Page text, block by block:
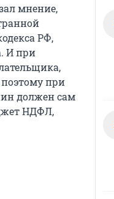
мнение,
РФ,
И при
при
должен сам
НДФЛ,